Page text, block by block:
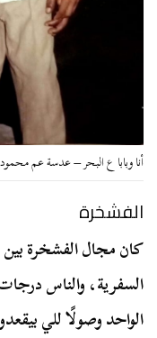
أنا وبابا ع البحر – عدسة عم
الفشخرة
كان مجال الفشخرة
السفرية، والناس
الواحد وصولًا للي